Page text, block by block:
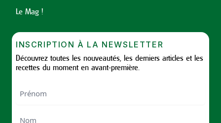
Le Mag !
INSCRIPTION À LA NEWSLETTER
Découvrez toutes les nouveautés, les derniers articles et les
recettes du moment en avant-première.
Nom